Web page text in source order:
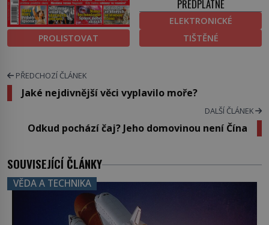
PROLISTOVAT
PŘEDPLATNÉ
ELEKTRONICKÉ
TIŠTĚNÉ
PŘEDCHOZÍ ČLÁNEK
Jaké nejdivnější věci vyplavilo moře?
DALŠÍ ČLÁNEK
Odkud pochází čaj? Jeho domovinou není Čína
SOUVISEJÍCÍ ČLÁNKY
VĚDA A TECHNIKA